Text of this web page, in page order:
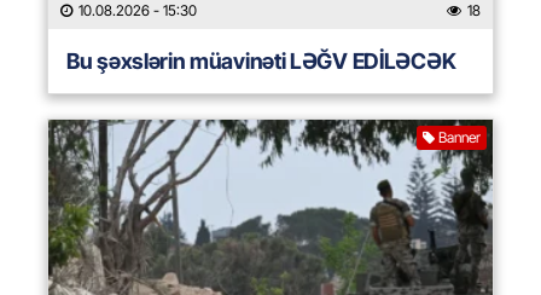
10.08.2026 - 15:30 18
Bu şəxslərin müavinəti LƏĞV EDİLƏCƏK
Banner